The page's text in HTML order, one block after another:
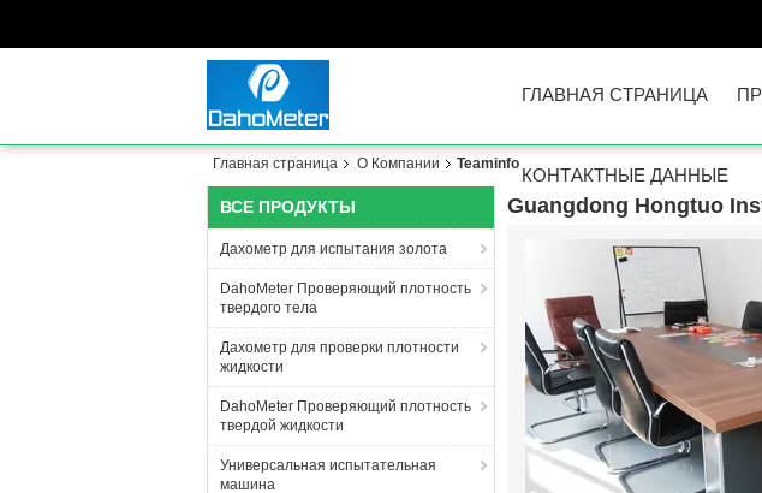
ГЛАВНАЯ СТРАНИЦА
КОНТАКТНЫЕ ДАННЫЕ
Главная страница О Компании Teaminfo
ВСЕ ПРОДУКТЫ
Дахометр для испытания золота
DahoMeter Проверяющий плотность
твердого тела
Дахометр для проверки плотности
жидкости
DahoMeter Проверяющий плотность
твердой жидкости
Универсальная испытательная
машина
Guangdong Hongtuo